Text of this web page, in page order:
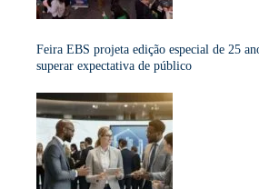
Feira EBS projeta edição especial de 25
superar expectativa de público